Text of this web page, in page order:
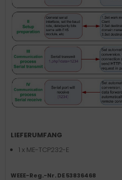
LIEFERUMFANG
1 x ME-TCP232-E
WEEE-Reg.-Nr. DE 53836468